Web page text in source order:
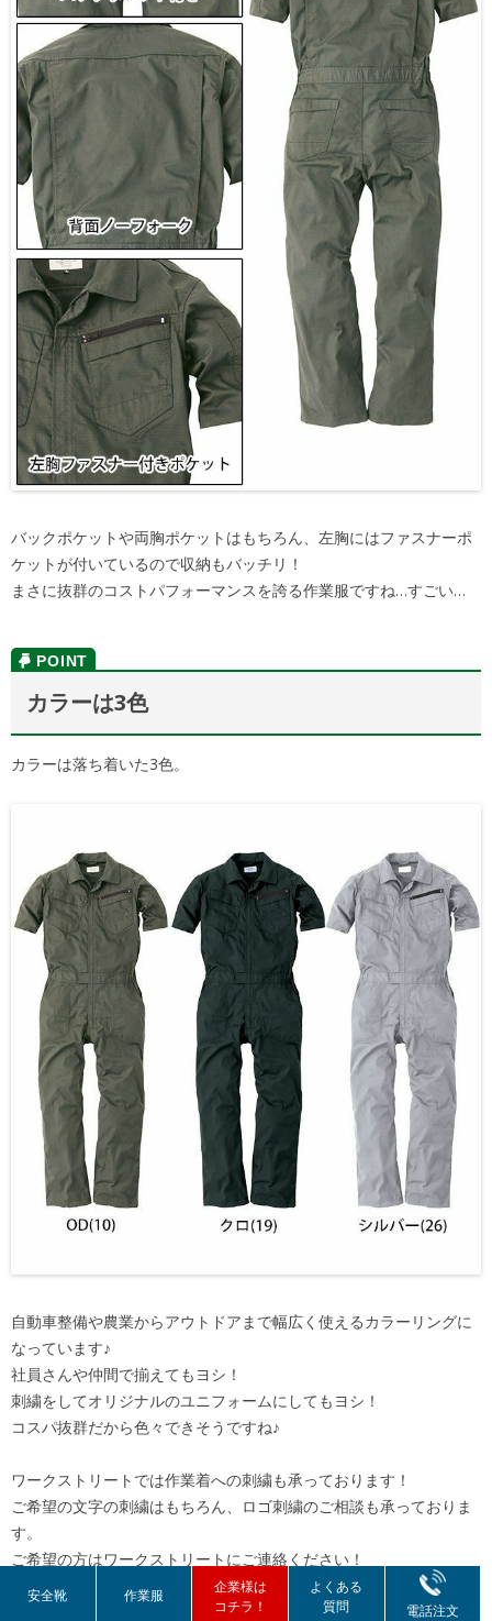
バックポケットや両胸ポケットはもちろん、左胸にはファスナーポ
ケットが付いているので収納もバッチリ！
まさに抜群のコストパフォーマンスを誇る作業服ですね…すごい…
カラーは3色
カラーは落ち着いた3色。
自動車整備や農業からアウトドアまで幅広く使えるカラーリングに
なっています♪
社員さんや仲間で揃えてもヨシ！
刺繍をしてオリジナルのユニフォームにしてもヨシ！
コスパ抜群だから色々できそうですね♪
ワークストリートでは作業着への刺繍も承っております！
ご希望の文字の刺繍はもちろん、ロゴ刺繍のご相談も承っておりま
す。
ご希望の方はワークストリートにご連絡ください！
作業服への刺繍はコチラをクリック！
安全靴 作業服
企業様は
コチラ！
よくある
質問
電話注文